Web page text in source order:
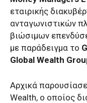
εταιρικής
ανταγωνιστικών
βιώσιμων
με παράδειγμα το
Global Wealth
Αρχικά
Wealth, ο οποίος